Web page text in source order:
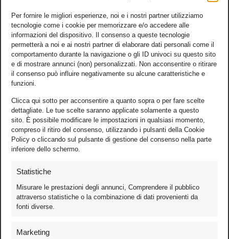
Per fornire le migliori esperienze, noi e i nostri partner utilizziamo
tecnologie come i cookie per memorizzare e/o accedere alle
informazioni del dispositivo. Il consenso a queste tecnologie
permetterà a noi e ai nostri partner di elaborare dati personali come il
comportamento durante la navigazione o gli ID univoci su questo sito
e di mostrare annunci (non) personalizzati. Non acconsentire o ritirare
il consenso può influire negativamente su alcune caratteristiche e
funzioni.
Clicca qui sotto per acconsentire a quanto sopra o per fare scelte
dettagliate. Le tue scelte saranno applicate solamente a questo
sito. È possibile modificare le impostazioni in qualsiasi momento,
compreso il ritiro del consenso, utilizzando i pulsanti della Cookie
Policy o cliccando sul pulsante di gestione del consenso nella parte
inferiore dello schermo.
Statistiche
Misurare le prestazioni degli annunci, Comprendere il pubblico
attraverso statistiche o la combinazione di dati provenienti da
fonti diverse.
Marketing